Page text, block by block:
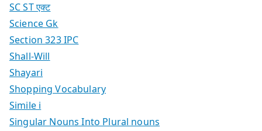
SC ST एक्ट
Science Gk
Section 323 IPC
Shall-Will
Shayari
Shopping Vocabulary
Simile i
Singular Nouns Into Plural nouns